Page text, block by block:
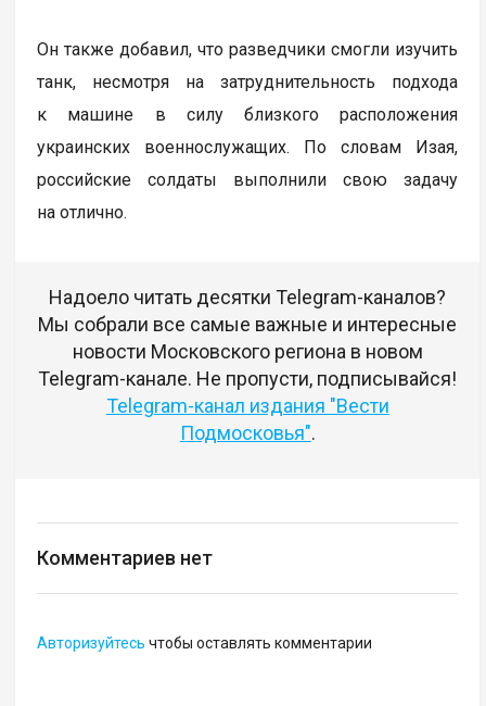
Он также добавил, что разведчики смогли изучить
танк, несмотря на затруднительность подхода
к машине в силу близкого расположения
украинских военнослужащих. По словам Изая,
российские солдаты выполнили свою задачу
на отлично.
Надоело читать десятки Telegram-каналов?
Мы собрали все самые важные и интересные
новости Московского региона в новом
Telegram-канале. Не пропусти, подписывайся!
Telegram-канал издания "Вести
Подмосковья".
Комментариев нет
Авторизуйтесь чтобы оставлять комментарии